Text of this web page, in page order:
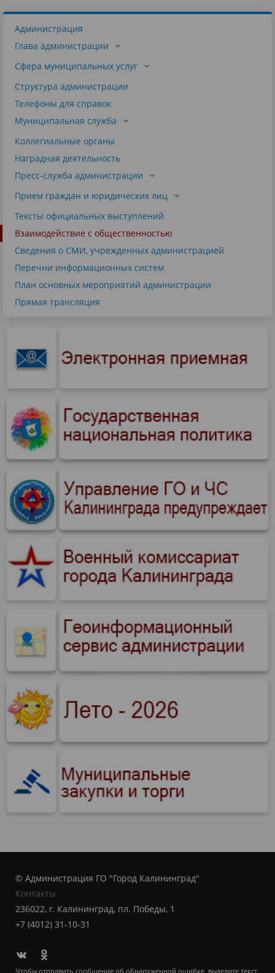
Администрация
Глава администрации
Сфера муниципальных услуг
Структура администрации
Телефоны для справок
Муниципальная служба
Коллегиальные органы
Наградная деятельность
Пресс-служба администрации
Прием граждан и юридических лиц
Тексты официальных выступлений
Взаимодействие с общественностью
Сведения о СМИ, учрежденных администрацией
Перечни информационных систем
План основных мероприятий администрации
Прямая трансляция
© Администрация ГО "Город Калининград"
Контакты
236022, г. Калининград, пл. Победы, 1
+7 (4012) 31-10-31
Чтобы отправить сообщение об обнаруженной ошибке, выделите текст